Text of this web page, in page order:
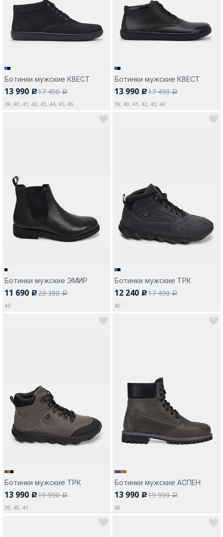
Да, все верно Изменить город
Ботинки мужские КВЕСТ
13 990 c17 490a
39, 40, 41, 42, 43, 44, 45, 46
Ботинки мужские КВЕСТ
13 990 c17 490a
39, 40, 41, 42, 43, 44
Ботинки мужские ЭМИР
11 690 c23 380a
45
Ботинки мужские ТРК
12 240 c17 490a
40
Ботинки мужские ТРК
13 990 c19 990a
39, 40, 41
Ботинки мужские АСПЕН
13 990 c19 990a
40